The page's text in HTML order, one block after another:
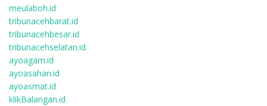
meulaboh.id
tribunacehbarat.id
tribunacehbesar.id
tribunacehselatan.id
ayoagam.id
ayoasahan.id
ayoasmat.id
klikBalangan.id